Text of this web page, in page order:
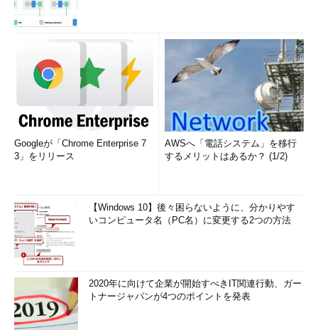
Googleが「Chrome Enterprise 7
3」をリリース
AWSへ「電話システム」を移行
するメリットはあるか？ (1/2)
【Windows 10】後々困らないように、分かりやす
いコンピュータ名（PC名）に変更する2つの方法
2020年に向けて企業が開始すべきIT関連行動、ガー
トナージャパンが4つのポイントを発表